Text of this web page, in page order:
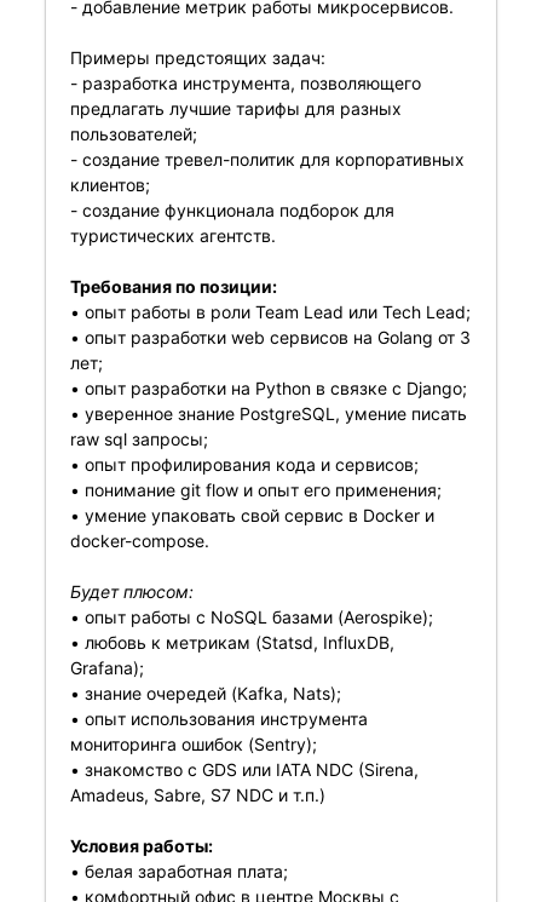
- добавление метрик работы микросервисов.
Примеры предстоящих задач:
- разработка инструмента, позволяющего
предлагать лучшие тарифы для разных
пользователей;
- создание тревел-политик для корпоративных
клиентов;
- создание функционала подборок для
туристических агентств.
Требования по позиции:
• опыт работы в роли Team Lead или Tech Lead;
• опыт разработки web сервисов на Golang от 3
лет;
• опыт разработки на Python в связке с Django;
• уверенное знание PostgreSQL, умение писать
raw sql запросы;
• опыт профилирования кода и сервисов;
• понимание git flow и опыт его применения;
• умение упаковать свой сервис в Docker и
docker-compose.
Будет плюсом:
• опыт работы с NoSQL базами (Aerospike);
• любовь к метрикам (Statsd, InfluxDB,
Grafana);
• знание очередей (Kafka, Nats);
• опыт использования инструмента
мониторинга ошибок (Sentry);
• знакомство с GDS или IATA NDC (Sirena,
Amadeus, Sabre, S7 NDC и т.п.)
Условия работы:
• белая заработная плата;
• комфортный офис в центре Москвы с